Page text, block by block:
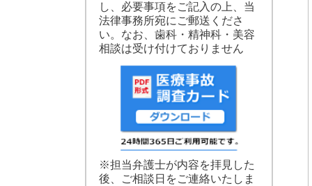
し、必要事項をご記入の上、当
法律事務所宛にご郵送くださ
い。なお、歯科・精神科・美容
相談は受け付けておりません
※担当弁護士が内容を拝見した
後、ご相談日をご連絡いたしま